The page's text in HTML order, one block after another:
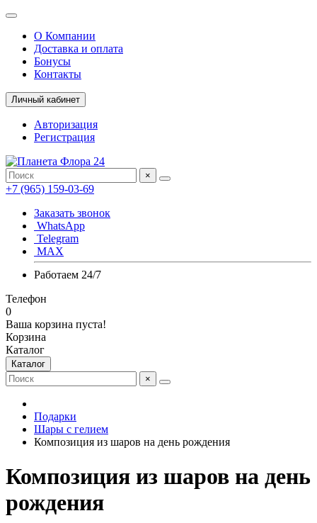
О Компании
Доставка и оплата
Бонусы
Контакты
Личный кабинет
Авторизация
Регистрация
×
+7 (965) 159-03-69
Заказать звонок
WhatsApp
Telegram
MAX
Работаем 24/7
Телефон
0
Ваша корзина пуста!
Корзина
Каталог
Каталог
×
Подарки
Шары с гелием
Композиция из шаров на день рождения
Композиция из шаров на день
рождения